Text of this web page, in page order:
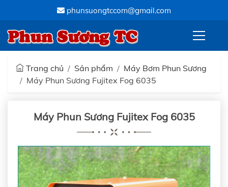
phunsuongtccom@gmail.com
Phun Sương TC
Trang chủ Sản phẩm
Máy Bơm Phun Sương
Máy Phun Sương Fujitex Fog 6035
Máy Phun Sương Fujitex Fog 6035